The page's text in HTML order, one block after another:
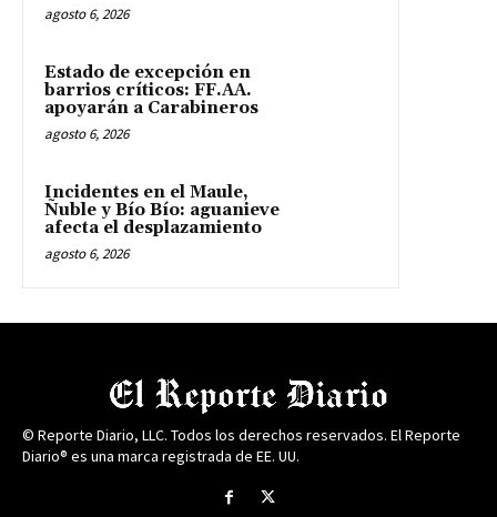
agosto 6, 2026
Estado de excepción en
barrios críticos: FF.AA.
apoyarán a Carabineros
agosto 6, 2026
Incidentes en el Maule,
Ñuble y Bío Bío: aguanieve
afecta el desplazamiento
agosto 6, 2026
© Reporte Diario, LLC. Todos los derechos reservados. El Reporte
Diario® es una marca registrada de EE. UU.